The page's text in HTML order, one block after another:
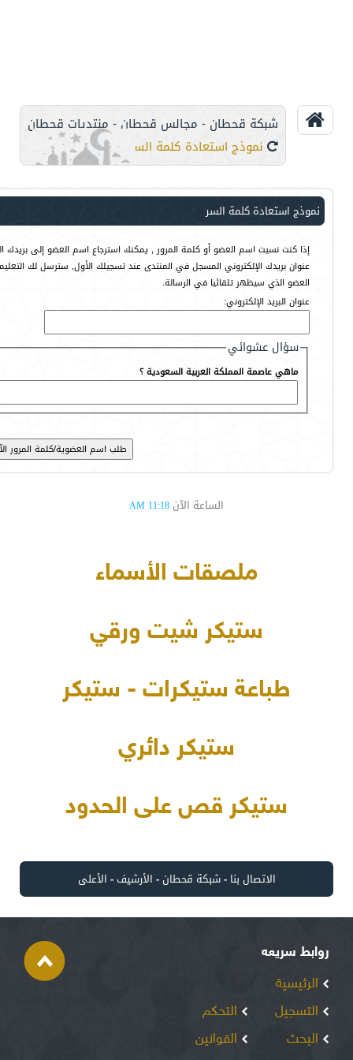
شبكة قحطان - مجالس قحطان - منتديات قحطان
نموذج استعادة كلمة السر
نموذج استعادة كلمة السر
إذا كنت نسيت اسم العضو أو كلمة المرور , يمكنك استرجاع اسم العضو إلى بريدك
عنوان بريدك الإلكتروني المسجل في المنتدى عند تسجيلك الأول, سترسل لك
العضو الذي سيظهر تلقائيا في الرسالة.
عنوان البريد الإلكتروني:
سؤال عشوائي
ماهي عاصمة المملكة العربية السعودية ؟
الساعة الآن 11:18 AM
ملصقات الأسماء
ستيكر شيت ورقي
طباعة ستيكرات - ستيكر
ستيكر دائري
ستيكر قص على الحدود
الاتصال بنا -شبكة قحطان- الأرشيف- الأعلى
روابط سريعه
الرئيسية
التسجيل
البحث
التحكم
القوانين